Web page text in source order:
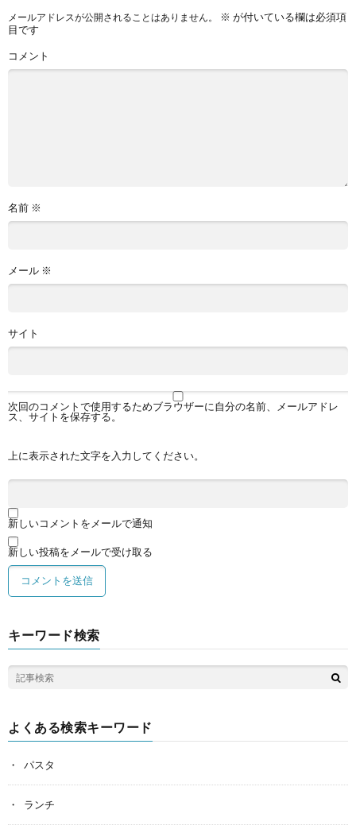
メールアドレスが公開されることはありません。 ※ が付いている欄は必須項
目です
コメント
名前 ※
メール ※
サイト
次回のコメントで使用するためブラウザーに自分の名前、メールアドレ
ス、サイトを保存する。
上に表示された文字を入力してください。
新しいコメントをメールで通知
新しい投稿をメールで受け取る
キーワード検索
よくある検索キーワード
パスタ
ランチ